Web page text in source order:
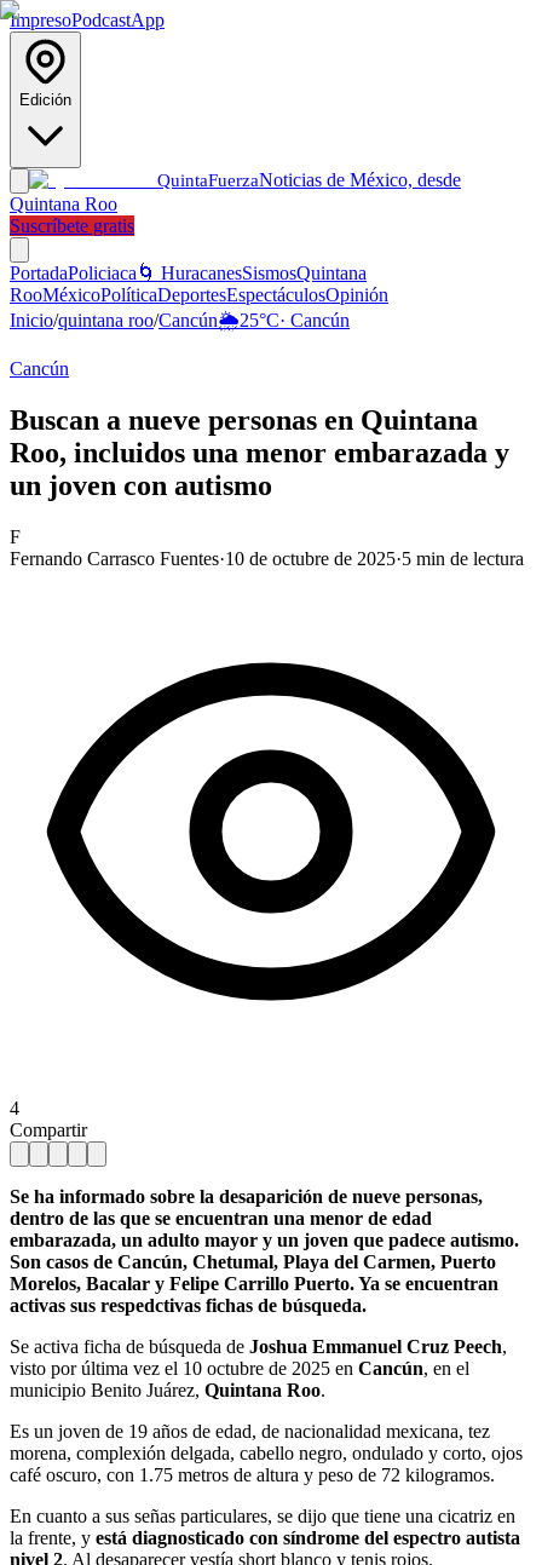
ImpresoPodcastApp
Edición
QuintaFuerzaNoticias de México, desde
Quintana Roo
Suscríbete gratis
PortadaPoliciaca 🌀 HuracanesSismosQuintana
RooMéxicoPolíticaDeportesEspectáculosOpinión
Inicio/quintana roo/Cancún🌦️25°C· Cancún
Cancún
Buscan a nueve personas en Quintana
Roo, incluidos una menor embarazada y
un joven con autismo
F
Fernando Carrasco Fuentes·10 de octubre de 2025·5 min de lectura
4
Compartir
Se ha informado sobre la desaparición de nueve personas,
dentro de las que se encuentran una menor de edad
embarazada, un adulto mayor y un joven que padece autismo.
Son casos de Cancún, Chetumal, Playa del Carmen, Puerto
Morelos, Bacalar y Felipe Carrillo Puerto. Ya se encuentran
activas sus respedctivas fichas de búsqueda.
Se activa ficha de búsqueda de Joshua Emmanuel Cruz Peech,
visto por última vez el 10 octubre de 2025 en Cancún, en el
municipio Benito Juárez, Quintana Roo.
Es un joven de 19 años de edad, de nacionalidad mexicana, tez
morena, complexión delgada, cabello negro, ondulado y corto, ojos
café oscuro, con 1.75 metros de altura y peso de 72 kilogramos.
En cuanto a sus señas particulares, se dijo que tiene una cicatriz en
la frente, y está diagnosticado con síndrome del espectro autista
nivel 2. Al desaparecer vestía short blanco y tenis rojos.